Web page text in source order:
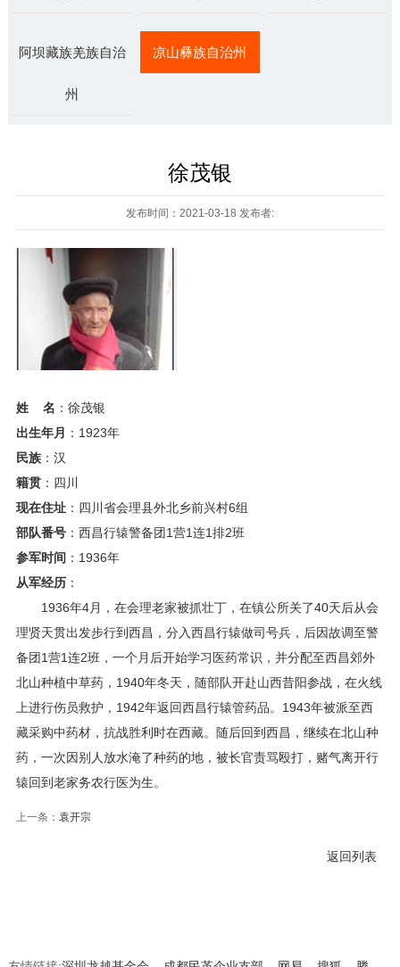
阿坝藏族羌族自治
州
凉山彝族自治州
徐茂银
发布时间：2021-03-18 发布者:
姓 名 ：徐茂银
出生年月
：1923年
民族：汉
籍贯：四川
现在住址：四川省会理县外北乡前兴村6组
部队番号：西昌行辕警备团1营1连1排2班
参军时间 ：1936年
从军经历：
1936年4月，在会理老家被抓壮丁，在镇公所关了40天后从会
理贤天贯出发步行到西昌，分入西昌行辕做司号兵，后因故调至警
备团1营1连2班，一个月后开始学习医药常识，并分配至西昌郊外
北山种植中草药，1940年冬天，随部队开赴山西昔阳参战，在火线
上进行伤员救护，1942年返回西昌行辕管药品。1943年被派至西
藏采购中药材，抗战胜利时在西藏。随后回到西昌，继续在北山种
药，一次因别人放水淹了种药的地，被长官责骂殴打，赌气离开行
辕回到老家务农行医为生。
上一条： 袁开宗
返回列表